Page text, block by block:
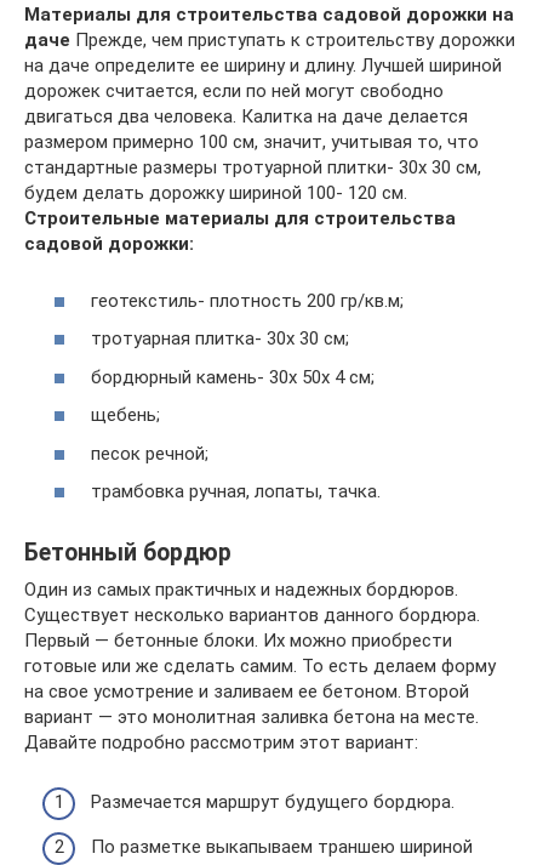
Материалы для строительства садовой дорожки на
даче Прежде, чем приступать к строительству дорожки
на даче определите ее ширину и длину. Лучшей шириной
дорожек считается, если по ней могут свободно
двигаться два человека. Калитка на даче делается
размером примерно 100 см, значит, учитывая то, что
стандартные размеры тротуарной плитки- 30х 30 см,
будем делать дорожку шириной 100- 120 см.
Строительные материалы для строительства
садовой дорожки:
геотекстиль- плотность 200 гр/кв.м;
тротуарная плитка- 30х 30 см;
бордюрный камень- 30х 50х 4 см;
щебень;
песок речной;
трамбовка ручная, лопаты, тачка.
Бетонный бордюр
Один из самых практичных и надежных бордюров.
Существует несколько вариантов данного бордюра.
Первый — бетонные блоки. Их можно приобрести
готовые или же сделать самим. То есть делаем форму
на свое усмотрение и заливаем ее бетоном. Второй
вариант — это монолитная заливка бетона на месте.
Давайте подробно рассмотрим этот вариант:
Размечается маршрут будущего бордюра.
По разметке выкапываем траншею шириной